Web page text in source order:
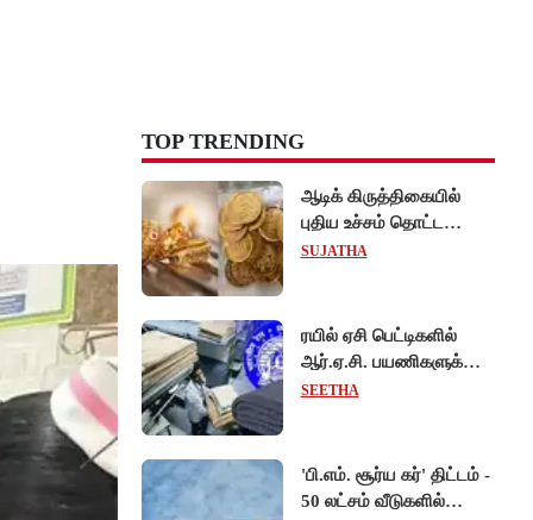
TOP TRENDING
ஆடிக் கிருத்திகையில்
புதிய உச்சம் தொட்ட
தங்கம் விலை... சவரன்
SUJATHA
ரயில் ஏசி பெட்டிகளில்
ஆர்.ஏ.சி. பயணிகளுக்கும்
கட்டாயம் போர்வை,
SEETHA
'பி.எம். சூர்ய கர்' திட்டம் -
50 லட்சம் வீடுகளில்